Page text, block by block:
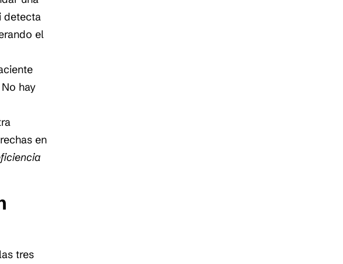
detecta
el
hay
en
tres